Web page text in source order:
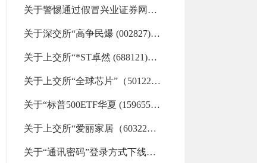
关于警惕通过假冒兴业证券网站等开展非法证券或诈骗活动的提示性公告（2026-08-07 10:02:55.0)
关于深交所“高争民爆 (002827)”“欣天科技 (300615)”重点监控证券交易的风险提示（2026-08-06 17:58:45.0)
关于上交所“*ST卓然 (688121)”等重点监控证券交易的风险提示（2026-08-06 16:34:11.0)
关于上交所“全球芯片”（501225）重点监控证券交易的风险提示（2026-08-06 16:33:01.0)
关于“标普500ETF华夏 (159655)”“标普信息科技LOF (161128)”等29支重点监控证券交易的风险提示（2026-08-06 16:32:19.0)
关于上交所“爱丽家居（603221）”重点监控证券交易的风险提示（2026-08-06 09:22:30.0)
关于“通讯密码”登录方式下线的通知（2026-08-06 00:00:00.0)